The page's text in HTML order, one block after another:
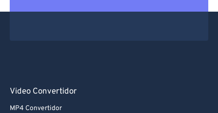
Video Convertidor
MP4 Convertidor